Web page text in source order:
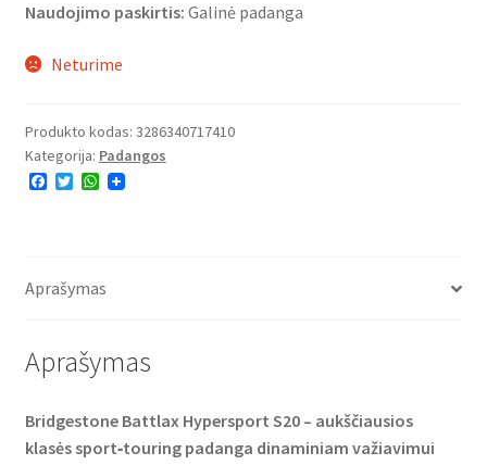
Naudojimo paskirtis: Galinė padanga
Neturime
Produkto kodas: 3286340717410
Kategorija: Padangos
F
o
T
r
W
p
Aprašymas
Aprašymas
Bridgestone Battlax Hypersport S20 – aukščiausios
klasės sport‑touring padanga dinaminiam važiavimui